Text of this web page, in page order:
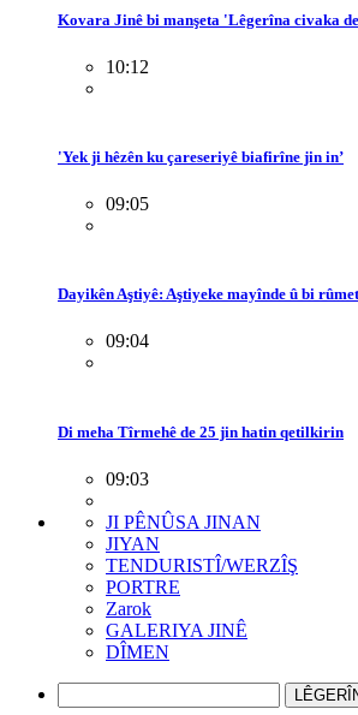
Kovara Jinê bi manşeta 'Lêgerîna civaka
10:12
'Yek ji hêzên ku çareseriyê biafirîne jin in’
09:05
Dayikên Aştiyê: Aştiyeke mayînde û bi
09:04
Di meha Tîrmehê de 25 jin hatin qetilkirin
09:03
JI PÊNÛSA JINAN
JIYAN
TENDURISTÎ/WERZÎŞ
PORTRE
Zarok
GALERIYA JINÊ
DÎMEN